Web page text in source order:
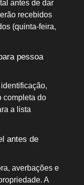
antes de dar
recebidos
(quinta‑feira,
pessoa
completa do
a lista
antes de
averbações e
A